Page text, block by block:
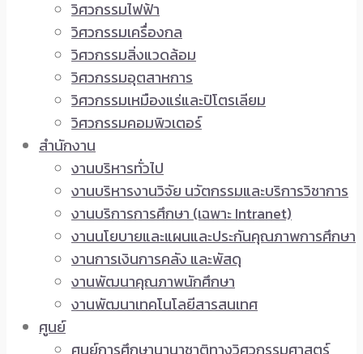
วิศวกรรมไฟฟ้า
วิศวกรรมเครื่องกล
วิศวกรรมสิ่งแวดล้อม
วิศวกรรมอุตสาหการ
วิศวกรรมเหมืองแร่และปิโตรเลียม
วิศวกรรมคอมพิวเตอร์
สำนักงาน
งานบริหารทั่วไป
งานบริหารงานวิจัย นวัตกรรมและบริการวิชาการ
งานบริการการศึกษา (เฉพาะ Intranet)
งานนโยบายและแผนและประกันคุณภาพการศึกษา
งานการเงินการคลัง และพัสดุ
งานพัฒนาคุณภาพนักศึกษา
งานพัฒนาเทคโนโลยีสารสนเทศ
ศูนย์
ศูนย์การศึกษานานาชาติทางวิศวกรรมศาสตร์